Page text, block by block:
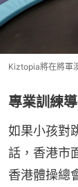
Kiztopia將在將軍
專業訓練
如果小孩對
話，香港市
香港體操總